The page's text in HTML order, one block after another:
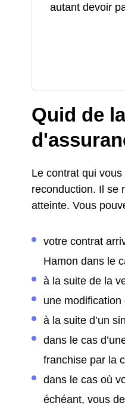
autant devoir
Quid de
Le contrat qui
reconduction. Il se
atteinte. Vous
votre contrat
Hamon dans le
à la suite de la
une
à la suite d’un
dans le cas
franchise par la
dans le cas où
échéant, vous